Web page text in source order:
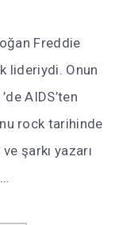
Freddie
lideriydi. Onun
AIDS’ten
rock tarihinde
şarkı yazarı